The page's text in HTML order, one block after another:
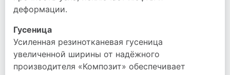
деформации.
Гусеница
Усиленная резинотканевая гусеница
увеличенной ширины от надёжного
производителя «Композит» обеспечивает